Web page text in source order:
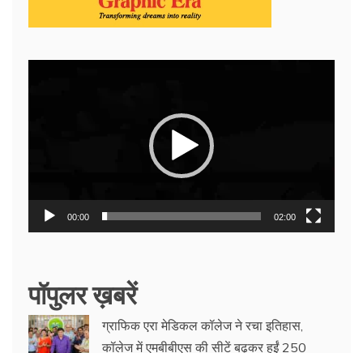
00:00 02:00
पॉपुलर ख़बरें
ग्राफिक एरा मेडिकल कॉलेज ने रचा इतिहास,
कॉलेज में एमबीबीएस की सीटें बढ़कर हुईं 250